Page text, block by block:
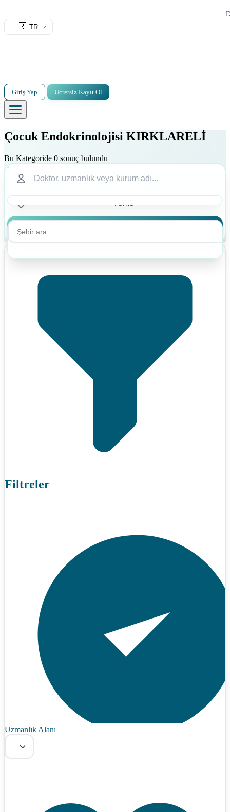
🇹🇷 TR
Giriş Yap Ücretsiz Kayıt Ol
Çocuk Endokrinolojisi KIRKLARELİ
Bu Kategoride 0 sonuç bulundu
Filtreler
Uzmanlık Alanı
Tümü